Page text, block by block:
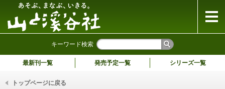
キーワード検索
最新刊一覧 発売予定一覧 シリーズ一覧
トップページに戻る